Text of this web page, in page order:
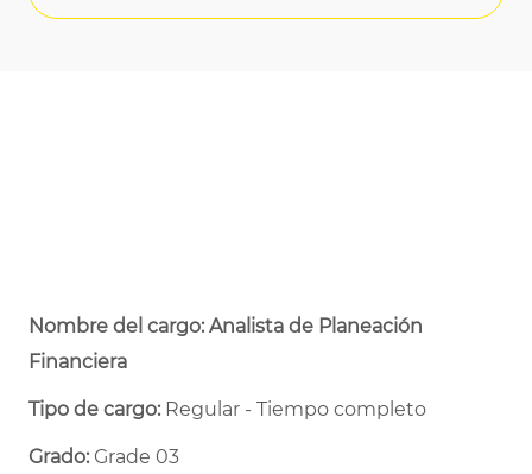
Nombre del cargo: Analista de Planeación
Financiera
Tipo de cargo:Regular - Tiempo completo ​
Grado: Grade 03